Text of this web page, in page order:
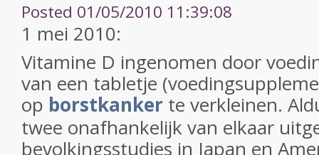
Posted 01/05/2010 11:39:08
1 mei 2010:
Vitamine D ingenomen door
van een tabletje
op borstkanker te verkleinen.
twee onafhankelijk van elkaar
bevolkingsstudies in Japan en